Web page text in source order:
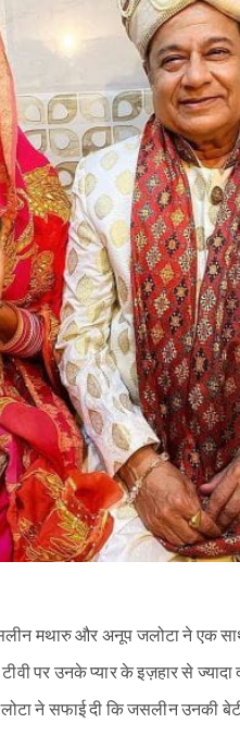
मथारु और अनूप जलोटा ने एक
पर उनके प्यार के इज़हार से
ने सफाई दी कि जसलीन उनकी